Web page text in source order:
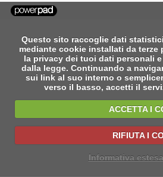
Questo sito raccoglie dati
mediante cookie installati da terze
la privacy dei tuoi dati personali
dalla legge. Continuando a
sui link al suo interno o
verso il basso, accetti il
ACCETTA I
RIFIUTA I
Informativa